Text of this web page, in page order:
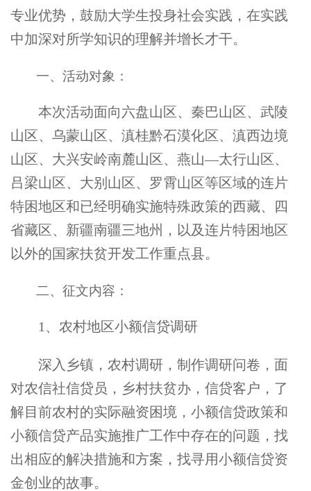
专业优势，鼓励大学生投身社会实践，在实践
中加深对所学知识的理解并增长才干。
一、活动对象：
本次活动面向六盘山区、秦巴山区、武陵
山区、乌蒙山区、滇桂黔石漠化区、滇西边境
山区、大兴安岭南麓山区、燕山—太行山区、
吕梁山区、大别山区、罗霄山区等区域的连片
特困地区和已经明确实施特殊政策的西藏、四
省藏区、新疆南疆三地州，以及连片特困地区
以外的国家扶贫开发工作重点县。
二、征文内容：
1 、农村地区小额信贷调研
深入乡镇，农村调研，制作调研问卷，面
对农信社信贷员，乡村扶贫办，信贷客户，了
解目前农村的实际融资困境，小额信贷政策和
小额信贷产品实施推广工作中存在的问题，找
出相应的解决措施和方案，找寻用小额信贷资
金创业的故事。